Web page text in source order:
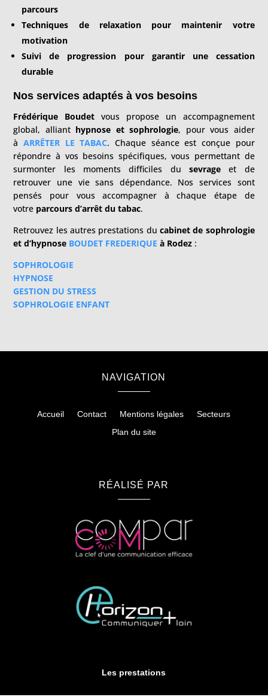
parcours
Techniques de relaxation pour maintenir votre
motivation
Suivi de progression pour garantir une cessation
durable
Nos services adaptés à vos besoins
Frédérique Boudet vous propose un accompagnement
global, alliant hypnose et sophrologie, pour vous aider
à ARRÊTER LE TABAC. Chaque séance est conçue pour
répondre à vos besoins spécifiques, vous permettant de
surmonter les moments difficiles du
sevrage
et de
retrouver une vie sans dépendance. Nos services sont
pensés pour vous accompagner à chaque étape de
votre parcours d’arrêt du tabac.
Retrouvez les autres prestations du cabinet de sophrologie
et d’hypnose BOUDET FREDERIQUE à Rodez :
SOPHROLOGIE
HYPNOSE
GESTION DU STRESS
SOPHROLOGIE ENFANT
NAVIGATION
Accueil Contact Mentions légales
Secteurs
Plan du site
RÉALISÉ PAR
Les prestations
Hypnose à Albi Hypnose à Castres